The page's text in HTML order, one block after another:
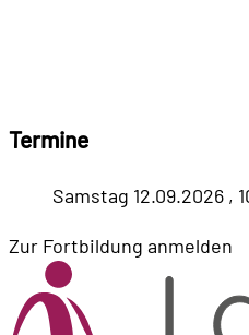
Termine
Samstag 12.09.2026 ,
Zur Fortbildung anmelden